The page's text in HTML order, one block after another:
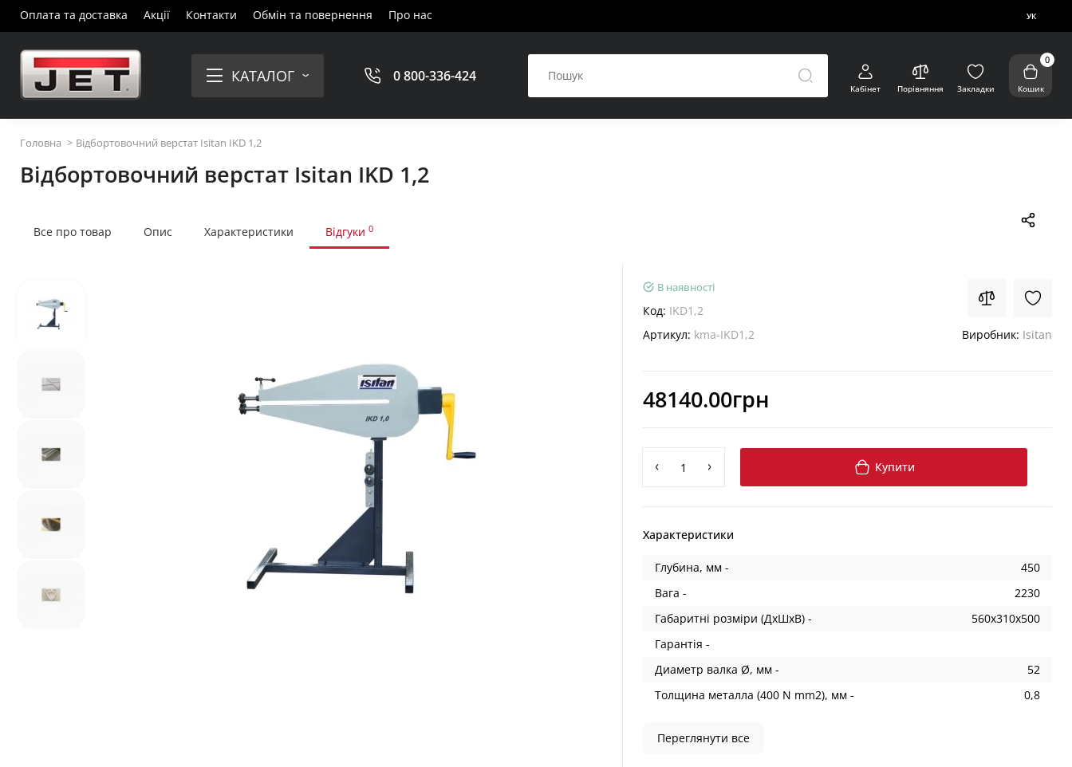
Оплата та доставка Акції Контакти Обмін та повернення Про нас УК
КАТАЛОГ 0 800-336-424
Кабінет Порівняння Закладки
0
Кошик
Головна Відбортовочний верстат Isitan IKD 1,2
Відбортовочний верстат Isitan IKD 1,2
Все про товар Опис Характеристики Відгуки 0
В наявності
Код: IKD1,2
Артикул: kma-IKD1,2 Виробник: Isitan
48140.00грн
Купити
Характеристики
Глубина, мм -
450
Вага -
2230
Габаритні розміри (ДхШхВ) -
560х310х500
Гарантія -
Диаметр валка Ø, мм -
52
Толщина металла (400 N mm2), мм -
0,8
Переглянути все